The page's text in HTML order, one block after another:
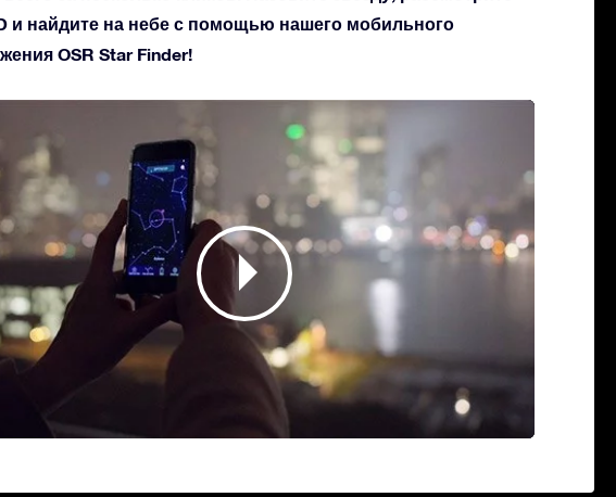
и найдите на небе с помощью нашего мобильного
OSR Star Finder!